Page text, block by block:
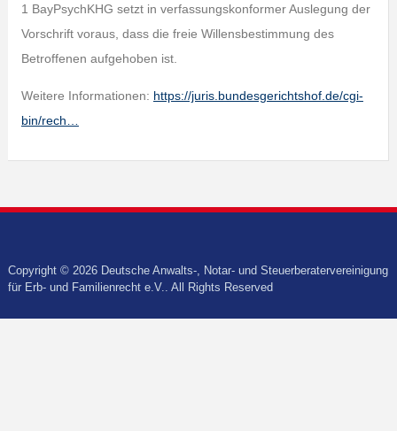
1 BayPsychKHG setzt in verfassungskonformer Auslegung der
Vorschrift voraus, dass die freie Willensbestimmung des
Betroffenen aufgehoben ist.
Weitere Informationen: https://juris.bundesgerichtshof.de/cgi-
bin/rech…
Copyright © 2026 Deutsche Anwalts-, Notar- und Steuerberatervereinigung
für Erb- und Familienrecht e.V.. All Rights Reserved